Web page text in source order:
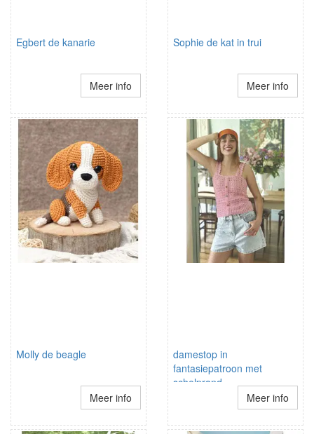
Egbert de kanarie
Meer info
Sophie de kat in trui
Meer info
Molly de beagle
Meer info
damestop in
fantasiepatroon met
schelprand
schouderbandjesMeer info